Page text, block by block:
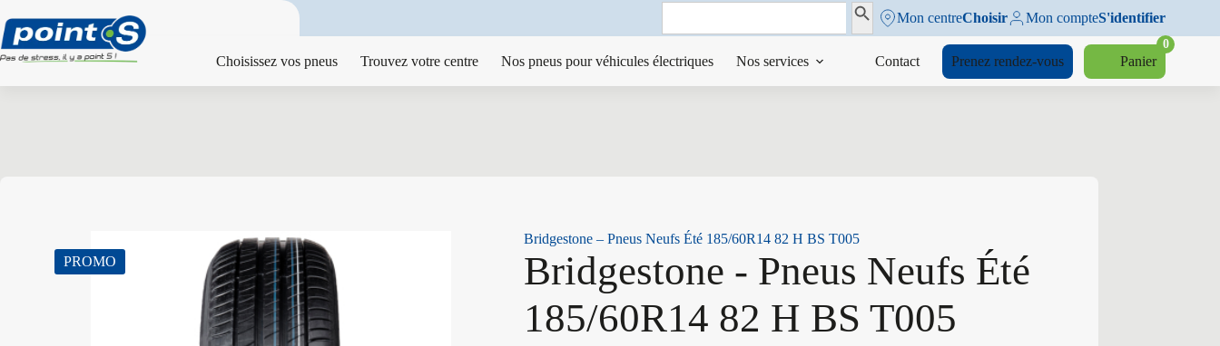
au
contenu
Search
Search ButtonMon centreChoisir Mon compteS'identifier
Choisissez vos pneus Trouvez votre centre Nos pneus pour véhicules électriques Nos services Contact Prenez rendez-vous Panier
0
PROMO
Bridgestone – Pneus Neufs Été 185/60R14 82 H BS T005
Bridgestone - Pneus Neufs Été
185/60R14 82 H BS T005